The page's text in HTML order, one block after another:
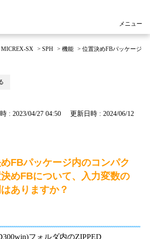
メニュー
MICREX-SX > SPH > 機能 > 位置決めFBパッケージ
: 2023/04/27 04:50
更新日時 : 2024/06/12
FBパッケージ内のコンパク
決めFBについて、入力変数の
ありますか？
フォルダ内のZIPPED